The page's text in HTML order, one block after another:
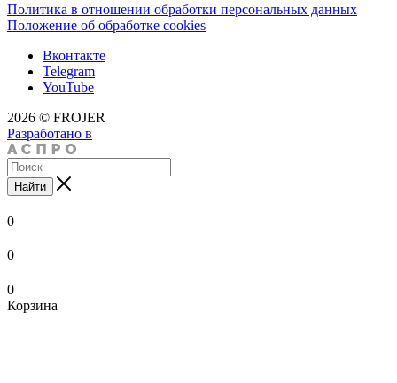
Политика в отношении обработки персональных данных
Положение об обработке cookies
Вконтакте
Telegram
YouTube
2026 © FROJER
Разработано в
Найти
0
0
0
Корзина